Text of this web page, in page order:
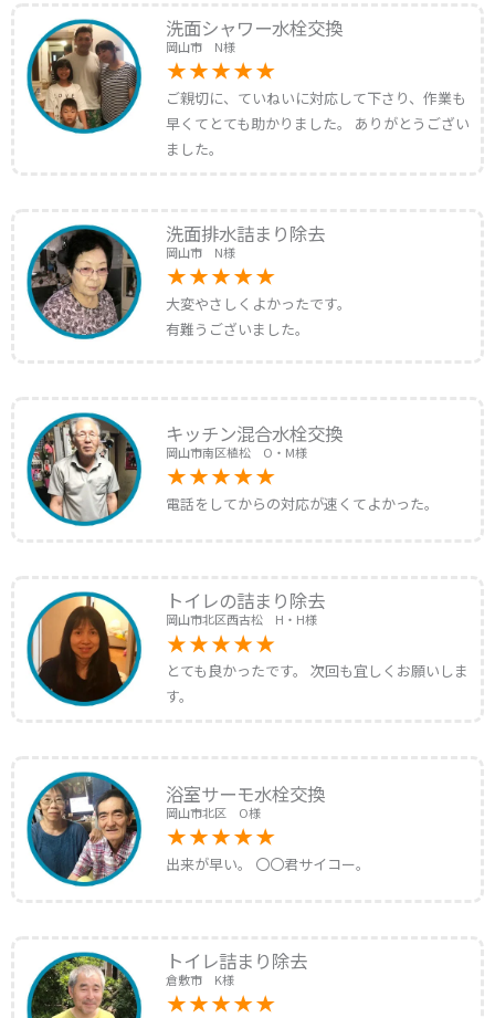
洗面シャワー水栓交換
岡山市 N様
ご親切に、ていねいに対応して下さり、作業も
早くてとても助かりました。 ありがとうござい
ました。
洗面排水詰まり除去
岡山市 N様
大変やさしくよかったです。
有難うございました。
キッチン混合水栓交換
岡山市南区植松 O・M様
電話をしてからの対応が速くてよかった。
トイレの詰まり除去
岡山市北区西古松 H・H様
とても良かったです。 次回も宜しくお願いしま
す。
浴室サーモ水栓交換
岡山市北区 O様
出来が早い。 〇〇君サイコー。
トイレ詰まり除去
倉敷市 K様